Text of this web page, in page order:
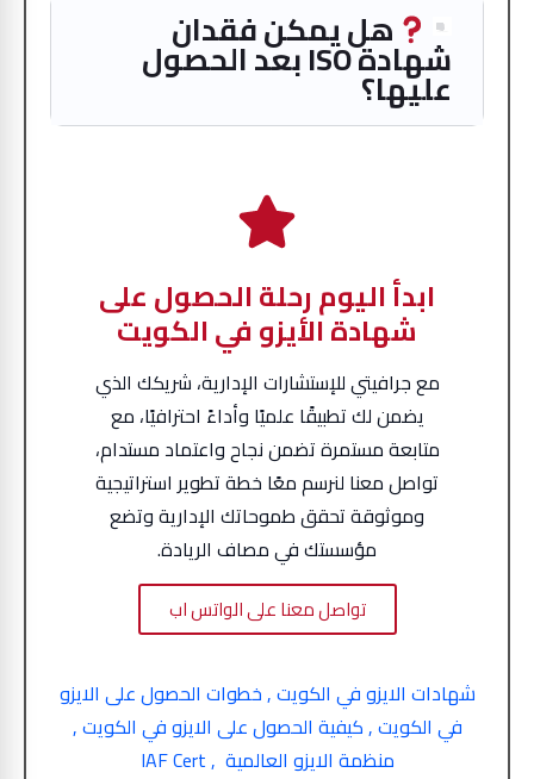
هل يمكن فقدان
شهادة ISO بعد الحصول
عليها؟
ابدأ اليوم رحلة الحصول على
شهادة الأيزو في الكويت
مع جرافيتي للإستشارات الإدارية، شريكك الذي
يضمن لك تطبيقًا علميًا وأداءً احترافيًا، مع
متابعة مستمرة تضمن نجاح واعتماد مستدام،
تواصل معنا لنرسم معًا خطة تطوير استراتيجية
وموثوقة تحقق طموحاتك الإدارية وتضع
مؤسستك في مصاف الريادة.
تواصل معنا على الواتس اب
شهادات الايزو في الكويت,خطوات الحصول على الايزو
في الكويت,كيفية الحصول على الايزو في الكويت,
منظمة الايزو العالمية ,
IAF Cert